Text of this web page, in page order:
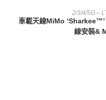
2/3/4/5G –
車載天線MiMo
線安裝&